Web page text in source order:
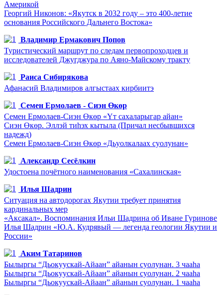
Америкой
Георгий Никонов: «Якутск в 2032 году – это 400-летие
основания Российского Дальнего Востока»
Владимир Ермакович Попов
Туристический маршрут по следам первопроходцев и
исследователей Джугджура по Аяно-Майскому тракту
Раиса Сибирякова
Афанасий Владимиров алгыстаах кирбиитэ
Семен Ермолаев - Сиэн Өкөр
Семен Ермолаев-Сиэн Өкөр «Үт сахаларыгар айан»
Сиэн Өкөр. Эллэй тиһэх кытыла (Причал несбывшихся
надежд)
Семен Ермолаев-Сиэн Өкөр «Дьуолкалаах суолунан»
Александр Сесёлкин
Удостоена почётного наименования «Сахалинская»
Илья Шадрин
Ситуация на автодорогах Якутии требует принятия
кардинальных мер
«Аксакал». Воспоминания Ильи Шадрина об Иване Гуринове
Илья Шадрин «Ю.А. Кудрявый — легенда геологии Якутии и
России»
Аким Татаринов
Былыргы “Дьокуускай-Айаан” айанын суолунан. 3 чааһа
Былыргы “Дьокуускай-Айаан” айанын суолунан. 2 чааһа
Былыргы “Дьокуускай-Айаан” айанын суолунан. 1 чааһа